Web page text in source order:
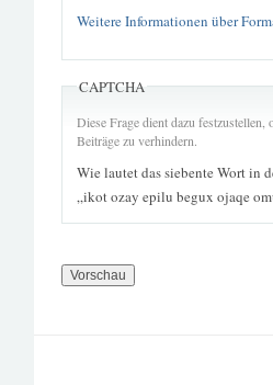
Weitere Informationen über
CAPTCHA
Diese Frage dient dazu
Beiträge zu verhindern.
Wie lautet das siebente Wort in
„ikot ozay epilu begux ojaqe